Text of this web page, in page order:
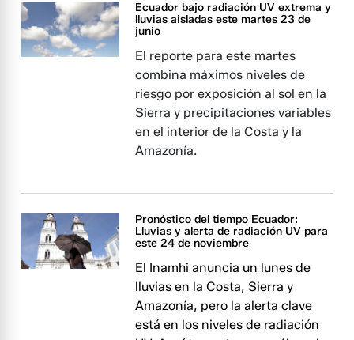
Ecuador bajo radiación UV extrema y
lluvias aisladas este martes 23 de
junio
El reporte para este martes
combina máximos niveles de
riesgo por exposición al sol en la
Sierra y precipitaciones variables
en el interior de la Costa y la
Amazonía.
Pronóstico del tiempo Ecuador:
Lluvias y alerta de radiación UV para
este 24 de noviembre
El Inamhi anuncia un lunes de
lluvias en la Costa, Sierra y
Amazonía, pero la alerta clave
está en los niveles de radiación